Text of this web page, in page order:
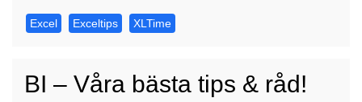
Excel Exceltips XLTime
BI – Våra bästa tips & råd!